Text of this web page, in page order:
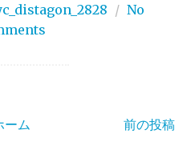
/ No
前の投稿
ーム